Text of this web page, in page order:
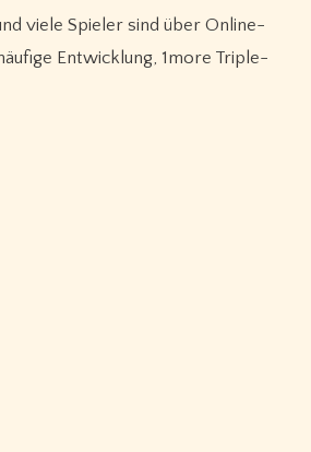
Entwicklung, 1more Triple-